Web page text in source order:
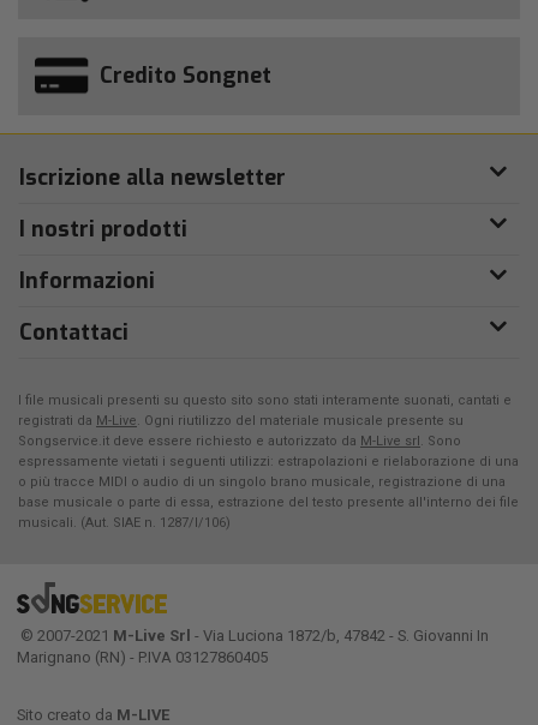
Credito Songnet
Iscrizione alla newsletter
I nostri prodotti
Informazioni
Contattaci
I file musicali presenti su questo sito sono stati interamente suonati, cantati e
registrati da M-Live. Ogni riutilizzo del materiale musicale presente su
Songservice.it deve essere richiesto e autorizzato da M-Live srl. Sono
espressamente vietati i seguenti utilizzi: estrapolazioni e rielaborazione di una
o più tracce MIDI o audio di un singolo brano musicale, registrazione di una
base musicale o parte di essa, estrazione del testo presente all'interno dei file
musicali. (Aut. SIAE n. 1287/I/106)
© 2007-2021 M-Live Srl - Via Luciona 1872/b, 47842 - S. Giovanni In
Marignano (RN) - P.IVA 03127860405
Sito creato da M-LIVE